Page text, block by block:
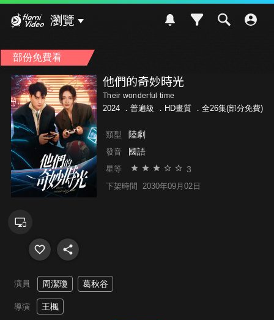
瀏覽
部份免費看
他們的奇妙時光
Their wonderful time
2024 ． 普遍級 ．HD畫質 ．全26集(部分免費)
類型 陸劇
發音 國語
星等 3
下架時間 2030年09月02日
演員 周潔瓊 葛秋谷
導演 王楓